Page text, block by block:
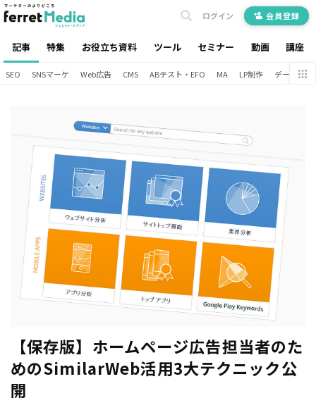
記事 特集 お役立ち資料 ツール セミナー 動画 講座
ログイン 会員登録
SEO SNSマーケ Web広告 CMS ABテスト・EFO MA LP制作 データ分析
【保存版】ホームページ広告担当者のた
めのSimilarWeb活用3大テクニック公
開